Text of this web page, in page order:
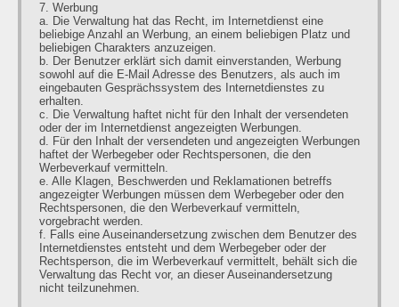
7. Werbung
a. Die Verwaltung hat das Recht, im Internetdienst eine
beliebige Anzahl an Werbung, an einem beliebigen Platz und
beliebigen Charakters anzuzeigen.
b. Der Benutzer erklärt sich damit einverstanden, Werbung
sowohl auf die E-Mail Adresse des Benutzers, als auch im
eingebauten Gesprächssystem des Internetdienstes zu
erhalten.
c. Die Verwaltung haftet nicht für den Inhalt der versendeten
oder der im Internetdienst angezeigten Werbungen.
d. Für den Inhalt der versendeten und angezeigten Werbungen
haftet der Werbegeber oder Rechtspersonen, die den
Werbeverkauf vermitteln.
e. Alle Klagen, Beschwerden und Reklamationen betreffs
angezeigter Werbungen müssen dem Werbegeber oder den
Rechtspersonen, die den Werbeverkauf vermitteln,
vorgebracht werden.
f. Falls eine Auseinandersetzung zwischen dem Benutzer des
Internetdienstes entsteht und dem Werbegeber oder der
Rechtsperson, die im Werbeverkauf vermittelt, behält sich die
Verwaltung das Recht vor, an dieser Auseinandersetzung
nicht teilzunehmen.